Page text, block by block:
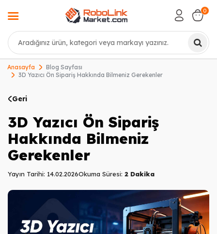
Ara
0
Anasayfa
Blog Sayfası
3D Yazıcı Ön Sipariş Hakkında Bilmeniz Gerekenler
Geri
3D Yazıcı Ön Sipariş
Hakkında Bilmeniz
Gerekenler
Yayın Tarihi: 14.02.2026Okuma Süresi: 2 Dakika